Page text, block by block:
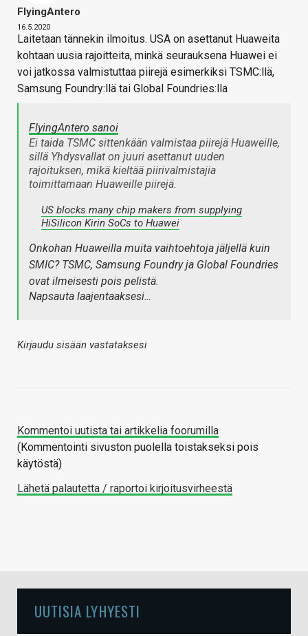
FlyingAntero
16.5.2020
Laitetaan tännekin ilmoitus. USA on asettanut Huaweita
kohtaan uusia rajoitteita, minkä seurauksena Huawei ei
voi jatkossa valmistuttaa piirejä esimerkiksi TSMC:llä,
Samsung Foundry:llä tai Global Foundries:lla
FlyingAntero sanoi
Ei taida TSMC sittenkään valmistaa piirejä Huaweille,
sillä Yhdysvallat on juuri asettanut uuden
rajoituksen, mikä kieltää piirivalmistajia
toimittamaan Huaweille piirejä.
US blocks many chip makers from supplying
HiSilicon Kirin SoCs to Huawei
Onkohan Huaweilla muita vaihtoehtoja jäljellä kuin
SMIC? TSMC, Samsung Foundry ja Global Foundries
ovat ilmeisesti pois pelistä.
Napsauta laajentaaksesi…
Kirjaudu sisään vastataksesi
Kommentoi uutista tai artikkelia foorumilla
(Kommentointi sivuston puolella toistakseksi pois
käytöstä)
Lähetä palautetta / raportoi kirjoitusvirheestä
UUTISIA LYHYESTI